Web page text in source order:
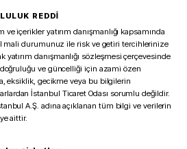
REDDİ
içerikler yatırım danışmanlığı kapsamında
mali durumunuz ile risk ve getiri tercihlerinize
danışmanlığı sözleşmesi çerçevesinde
ve güncelliği için azami özen
eksiklik, gecikme veya bu bilgilerin
İstanbul Ticaret Odası sorumlu değildir.
A.Ş. adına açıklanan tüm bilgi ve verilerin
aittir.